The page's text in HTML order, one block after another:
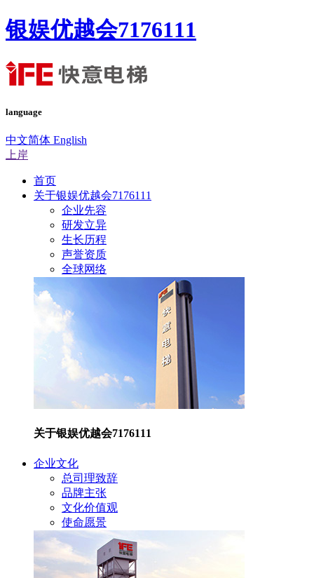
银娱优越会7176111
language
中文简体 English
上岸
首页
关于银娱优越会7176111
企业先容
研发立异
生长历程
声誉资质
全球网络
关于银娱优越会7176111
企业文化
总司理致辞
品牌主张
文化价值观
使命愿景